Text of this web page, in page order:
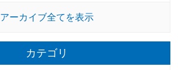
アーカイブ全てを表示
カテゴリ